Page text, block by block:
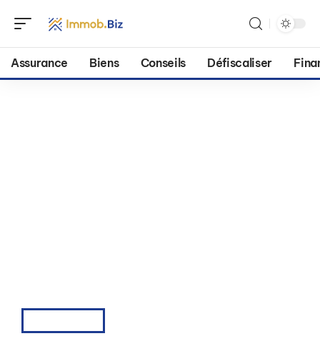
Assurance Biens Conseils Défiscaliser